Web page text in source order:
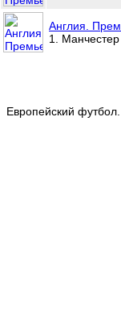
Англия.
1.
Европейский